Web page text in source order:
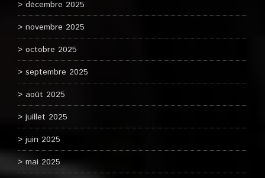
décembre 2025
novembre 2025
octobre 2025
septembre 2025
août 2025
juillet 2025
juin 2025
mai 2025